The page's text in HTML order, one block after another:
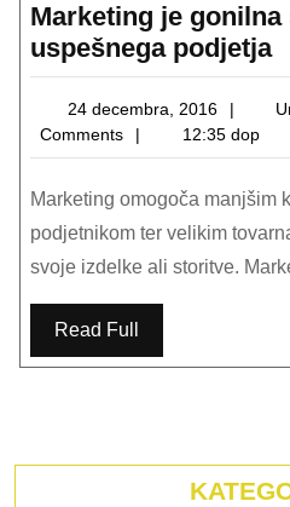
Marketing je gonilna
uspešnega podjetja
24 decembra, 2016
2016
Comments
12:35 dop
Marketing omogoča manjšim kot tudi večjim
podjetnikom ter velikim
svoje izdelke ali storitve.
Read Full